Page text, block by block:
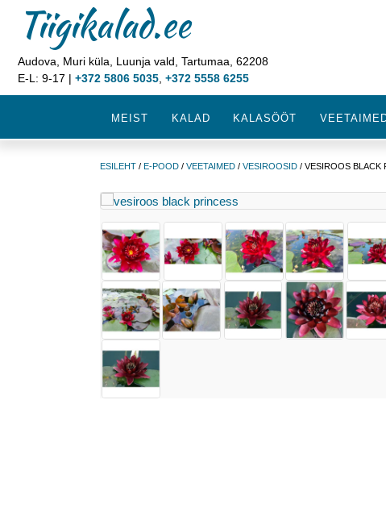
Tiigikalad.ee
Audova, Muri küla, Luunja vald, Tartumaa, 62208
E-L: 9-17 | +372 5806 5035 +372 5558 6255
MEIST KALAD KALASÖÖT
ESILEHT / E-POOD / VEETAIMED / VESIROOSID / VESIROOS BLACK